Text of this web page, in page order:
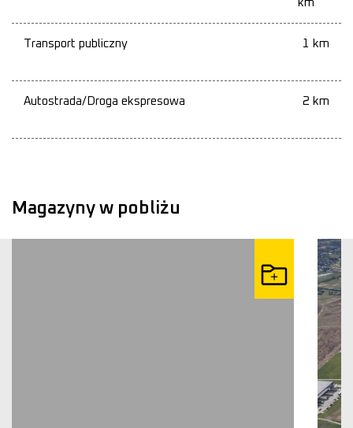
km
Transport publiczny 1 km
Autostrada/Droga ekspresowa 2 km
Magazyny w pobliżu